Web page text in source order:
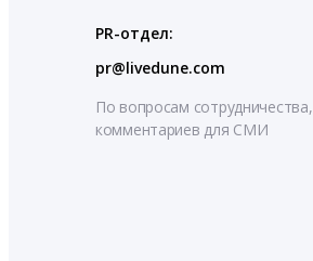
PR-отдел:
pr@livedune.com
По вопросам сотрудничества,
комментариев для СМИ